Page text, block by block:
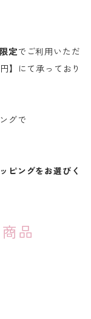
定でご利用いただ
】にて承っており
グで
ピングをお選びく
品